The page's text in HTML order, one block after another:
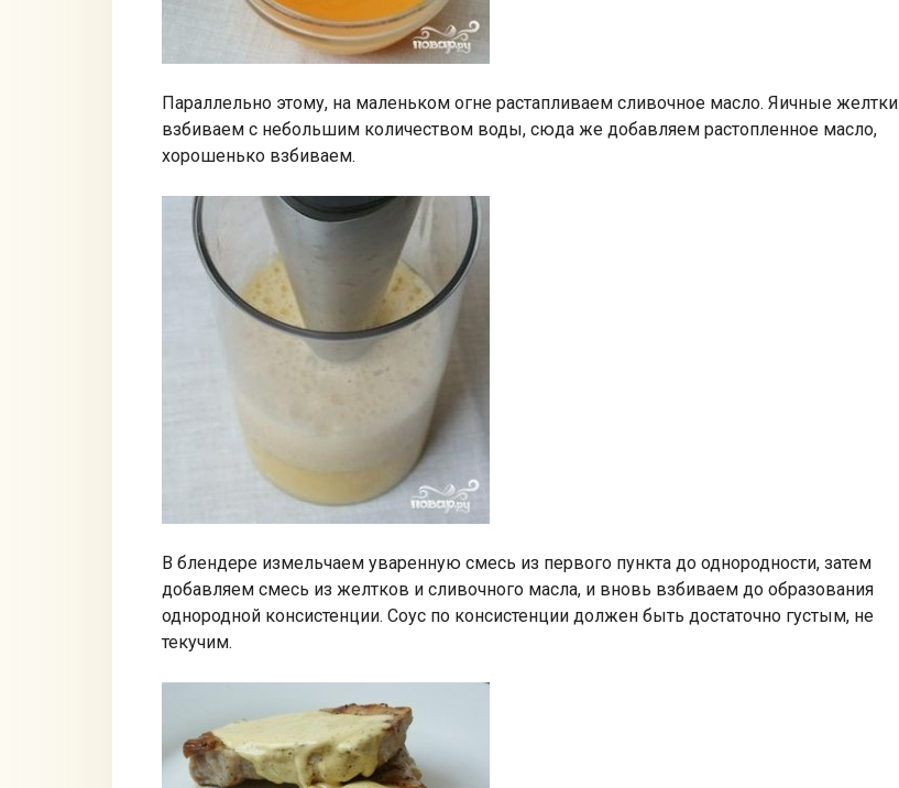
Параллельно этому, на маленьком огне растапливаем сливочное масло. Яичные желтки
взбиваем с небольшим количеством воды, сюда же добавляем растопленное масло,
хорошенько взбиваем.
В блендере измельчаем уваренную смесь из первого пункта до однородности, затем
добавляем смесь из желтков и сливочного масла, и вновь взбиваем до образования
однородной консистенции. Соус по консистенции должен быть достаточно густым, не
текучим.